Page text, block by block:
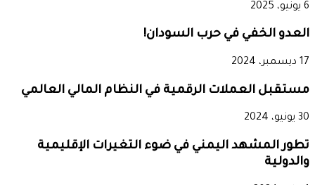
6 يونيو، 2025
العدو الخفي في حرب السودان!
17 ديسمبر، 2024
مستقبل العملات الرقمية في النظام المالي العالمي
30 يونيو، 2024
تطور المشهد اليمني في ضوء التغيرات الإقليمية
والدولية